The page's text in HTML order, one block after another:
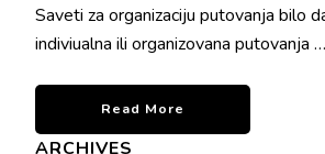
Saveti za organizaciju putovanja bilo
indiviualna ili organizovana putovanja …
Read More
ARCHIVES